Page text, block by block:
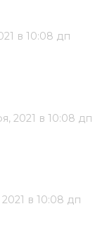
в 10:08 дп
2021 в 10:08 дп
в 10:08 дп